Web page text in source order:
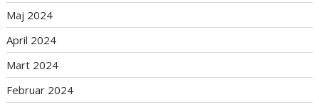
Maj 2024
April 2024
Mart 2024
Februar 2024